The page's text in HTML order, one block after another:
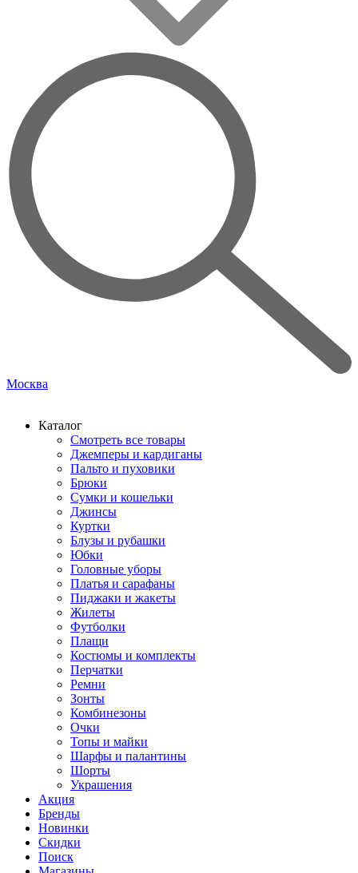
Москва
Каталог
Смотреть все товары
Джемперы и кардиганы
Пальто и пуховики
Брюки
Сумки и кошельки
Джинсы
Куртки
Блузы и рубашки
Юбки
Головные уборы
Платья и сарафаны
Пиджаки и жакеты
Жилеты
Футболки
Плащи
Костюмы и комплекты
Перчатки
Ремни
Зонты
Комбинезоны
Очки
Топы и майки
Шарфы и палантины
Шорты
Украшения
Акция
Бренды
Новинки
Скидки
Поиск